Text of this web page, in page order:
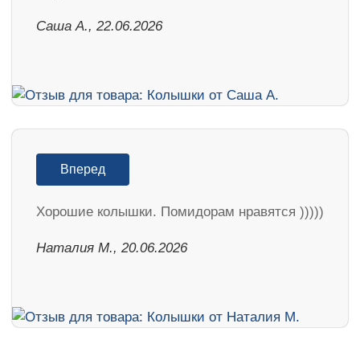
Саша А., 22.06.2026
Вперед
Хорошие колышки. Помидорам нравятся )))))
Наталия М., 20.06.2026